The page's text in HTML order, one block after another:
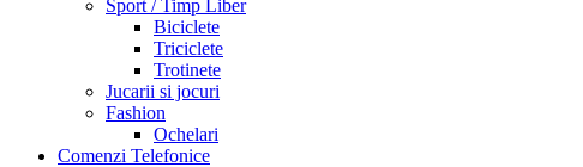
Sport / Timp Liber
Biciclete
Triciclete
Trotinete
Jucarii si jocuri
Fashion
Ochelari
Comenzi Telefonice